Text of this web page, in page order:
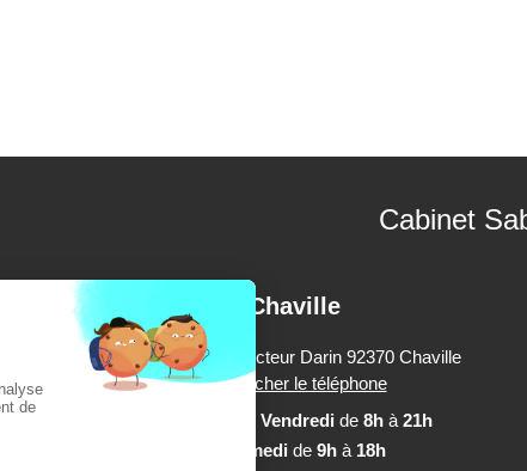
Cabinet
Chaville
10 rue du Docteur Darin 92370 Chaville
Afficher le téléphone
Vendredi de 8hà 21h
Samedi de 9h à 18h